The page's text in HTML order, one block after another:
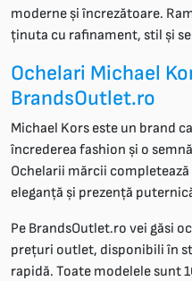
moderne și încrezătoare.
ținuta cu rafinament, stil și
Ochelari Michael
BrandsOutlet.ro
Michael Kors este un brand
încrederea fashion și o
Ochelarii mărcii
eleganță și prezență
Pe BrandsOutlet.ro vei găsi
prețuri outlet, disponibili în
rapidă. Toate modelele sunt